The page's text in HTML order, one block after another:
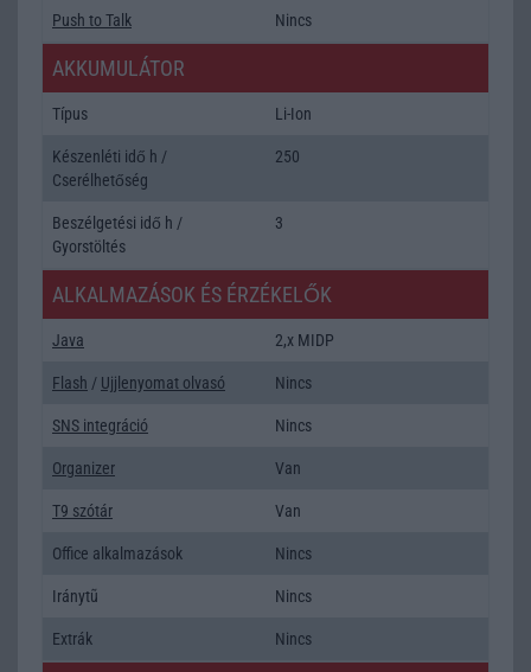
Push to Talk Nincs
AKKUMULÁTOR
Típus Li-Ion
Készenléti idő h /
Cserélhetőség
250
Beszélgetési idő h /
Gyorstöltés
3
ALKALMAZÁSOK ÉS ÉRZÉKELŐK
Java 2,x MIDP
Flash / Ujjlenyomat olvasó Nincs
SNS integráció Nincs
Organizer Van
T9 szótár Van
Office alkalmazások Nincs
Iránytũ Nincs
Extrák Nincs